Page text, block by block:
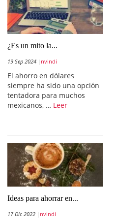
¿Es un mito la...
19 Sep 2024 nvindi
El ahorro en dólares
siempre ha sido una opción
tentadora para muchos
mexicanos, … Leer
Ideas para ahorrar en...
17 Dic 2022 nvindi